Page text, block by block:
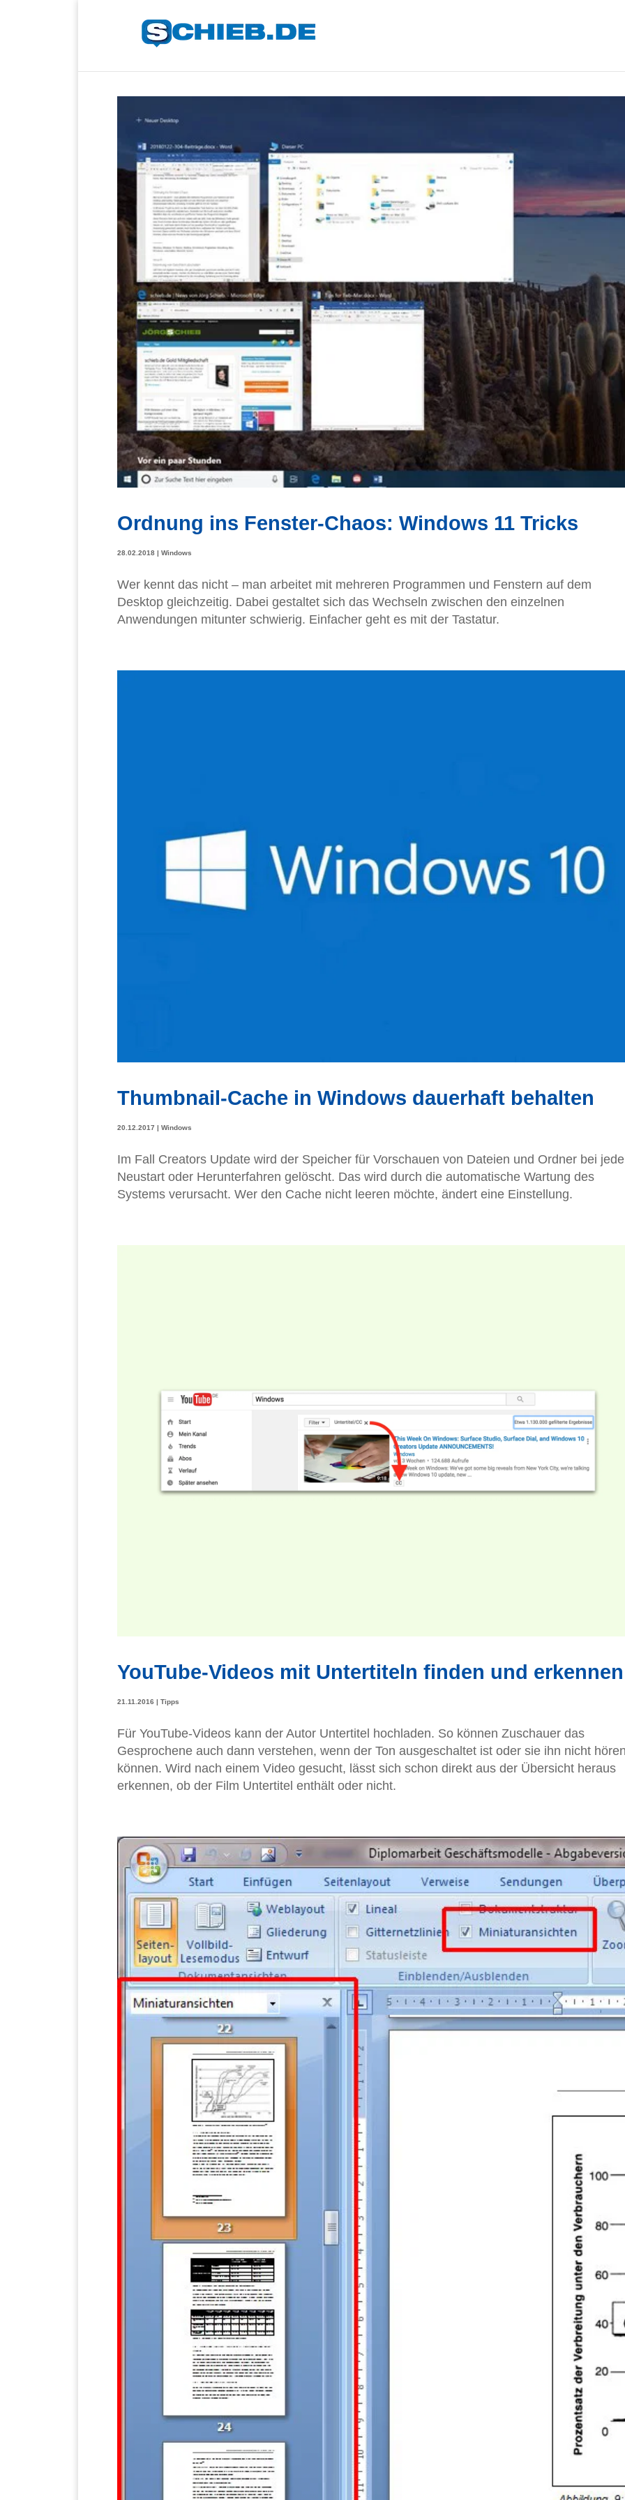
Ordnung ins Fenster-Chaos: Windows 11 Tricks
28.02.2018 | Windows
Wer kennt das nicht – man arbeitet mit mehreren Programmen und Fenstern auf dem
Desktop gleichzeitig. Dabei gestaltet sich das Wechseln zwischen den einzelnen
Anwendungen mitunter schwierig. Einfacher geht es mit der Tastatur.
Thumbnail-Cache in Windows dauerhaft behalten
20.12.2017 | Windows
Im Fall Creators Update wird der Speicher für Vorschauen von Dateien und Ordner bei
Neustart oder Herunterfahren gelöscht. Das wird durch die automatische Wartung des
Systems verursacht. Wer den Cache nicht leeren möchte, ändert eine Einstellung.
YouTube-Videos mit Untertiteln finden und erkennen
21.11.2016 | Tipps
Für YouTube-Videos kann der Autor Untertitel hochladen. So können Zuschauer das
Gesprochene auch dann verstehen, wenn der Ton ausgeschaltet ist oder sie ihn nicht
können. Wird nach einem Video gesucht, lässt sich schon direkt aus der Übersicht heraus
erkennen, ob der Film Untertitel enthält oder nicht.